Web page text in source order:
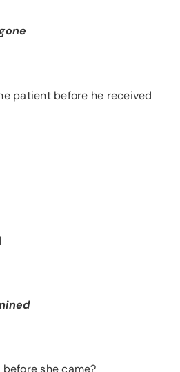
patient before he received